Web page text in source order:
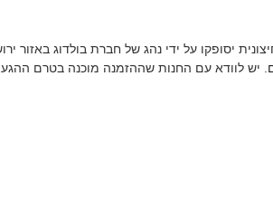
יסופקו על ידי נהג של חברת בולדוג באזור
. יש לוודא עם החנות שההזמנה מוכנה בטרם